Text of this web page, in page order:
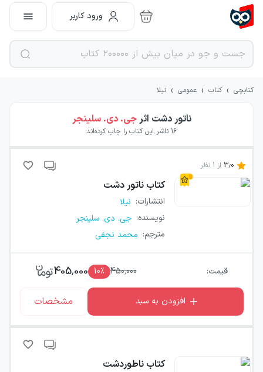
ورود کاربر
کتابچی › کتاب › عمومی › نیلا
ناتور دشت اثرجی. دی. سلینجر
16 ناشر این کتاب را چاپ کرده‌اند
3.0 از 1 نظر
کتاب ناتور دشت
انتشارات: نیلا
نویسنده: جی. دی. سلینجر
مترجم: محمد نجفی
قیمت: 450,000
10٪ 405,000
افزودن به سبد مشخصات
کتاب ناطوردشت